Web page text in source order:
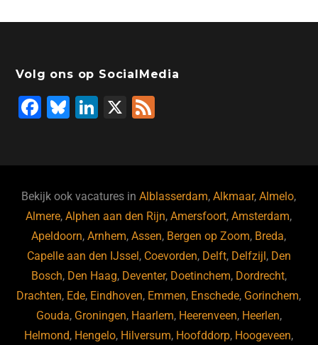
Volg ons op SocialMedia
F
b
o
o
k
Bl
ky
Li
dI
n
X
Bekijk ook vacatures inAlblasserdam,Alkmaar,Almelo,
Almere,Alphen aan den Rijn,Amersfoort,Amsterdam,
Apeldoorn,Arnhem,Assen, Bergen op Zoom, Breda,
Capelle aan den IJssel, Coevorden, Delft, Delfzijl, Den
Bosch, Den Haag, Deventer, Doetinchem, Dordrecht,
Drachten, Ede, Eindhoven, Emmen, Enschede, Gorinchem,
Gouda, Groningen, Haarlem, Heerenveen, Heerlen,
Helmond, Hengelo, Hilversum, Hoofddorp, Hoogeveen,